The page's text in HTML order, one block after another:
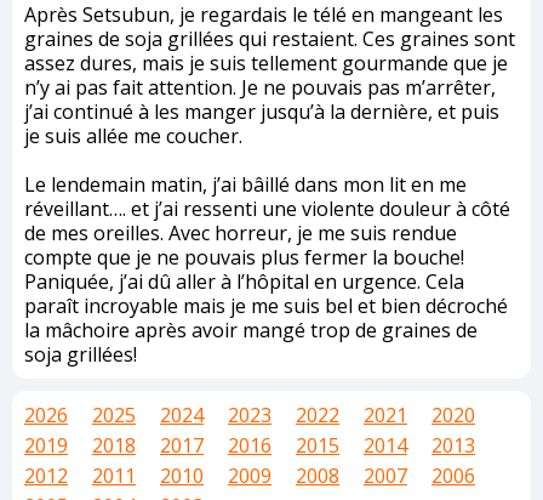
Après Setsubun, je regardais le télé en mangeant les
graines de soja grillées qui restaient. Ces graines sont
assez dures, mais je suis tellement gourmande que je
n’y ai pas fait attention. Je ne pouvais pas m’arrêter,
j’ai continué à les manger jusqu’à la dernière, et puis
je suis allée me coucher.
Le lendemain matin, j’ai bâillé dans mon lit en me
réveillant…. et j’ai ressenti une violente douleur à côté
de mes oreilles. Avec horreur, je me suis rendue
compte que je ne pouvais plus fermer la bouche!
Paniquée, j’ai dû aller à l’hôpital en urgence. Cela
paraît incroyable mais je me suis bel et bien décroché
la mâchoire après avoir mangé trop de graines de
soja grillées!
2026 2025 2024 2023 2022 2021
2020
2019
2018 2017 2016 2015 2014
2013
2012
2011 2010 2009 2008 2007
2006